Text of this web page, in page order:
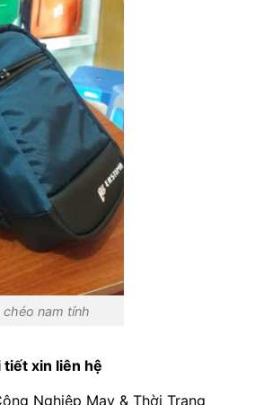
nam tính
xin liên hệ
Nghiệp May & Thời Trang